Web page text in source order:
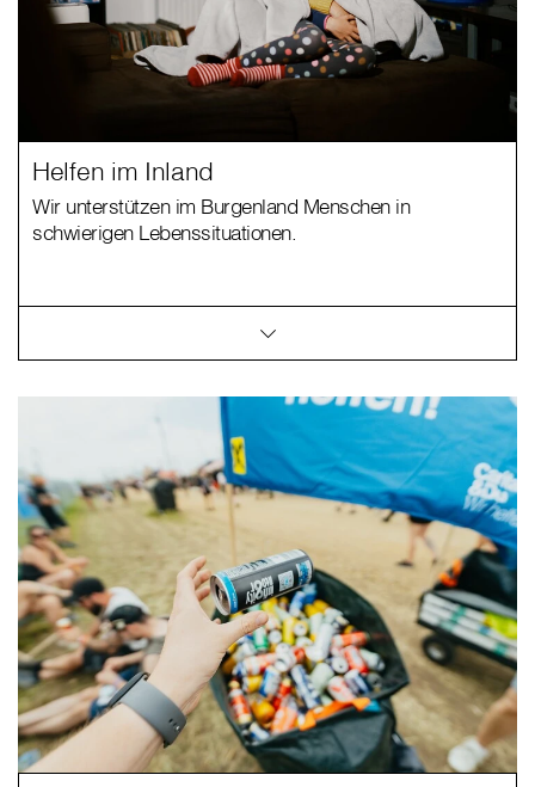
Helfen im Inland
Wir unterstützen im Burgenland Menschen in
schwierigen Lebenssituationen.